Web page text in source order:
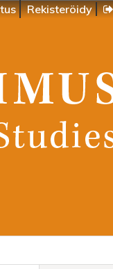
Rekisteröidy